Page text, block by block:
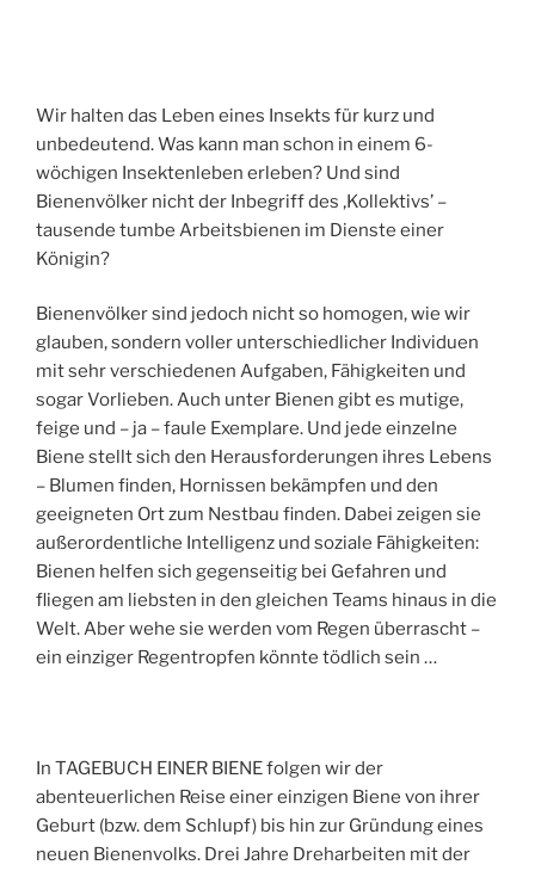
Wir halten das Leben eines Insekts für kurz und
unbedeutend. Was kann man schon in einem 6-
wöchigen Insektenleben erleben? Und sind
Bienenvölker nicht der Inbegriff des ‚Kollektivs’ –
tausende tumbe Arbeitsbienen im Dienste einer
Königin?
Bienenvölker sind jedoch nicht so homogen, wie wir
glauben, sondern voller unterschiedlicher Individuen
mit sehr verschiedenen Aufgaben, Fähigkeiten und
sogar Vorlieben. Auch unter Bienen gibt es mutige,
feige und – ja – faule Exemplare. Und jede einzelne
Biene stellt sich den Herausforderungen ihres Lebens
– Blumen finden, Hornissen bekämpfen und den
geeigneten Ort zum Nestbau finden. Dabei zeigen sie
außerordentliche Intelligenz und soziale Fähigkeiten:
Bienen helfen sich gegenseitig bei Gefahren und
fliegen am liebsten in den gleichen Teams hinaus in die
Welt. Aber wehe sie werden vom Regen überrascht –
ein einziger Regentropfen könnte tödlich sein …
In TAGEBUCH EINER BIENE folgen wir der
abenteuerlichen Reise einer einzigen Biene von ihrer
Geburt (bzw. dem Schlupf) bis hin zur Gründung eines
neuen Bienenvolks. Drei Jahre Dreharbeiten mit der